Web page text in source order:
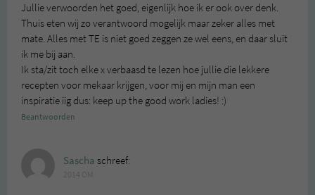
Jullie verwoorden het goed, eigenlijk hoe ik er ook over denk.
Thuis eten wij zo verantwoord mogelijk maar zeker alles met
mate. Alles met TE is niet goed zeggen ze wel eens, en daar sluit
ik me bij aan.
Ik sta/zit toch elke x verbaasd te lezen hoe jullie die lekkere
recepten voor mekaar krijgen, voor mij en mijn man een
inspiratie iig dus: keep up the good work ladies! :)
Beantwoorden
Sascha schreef: